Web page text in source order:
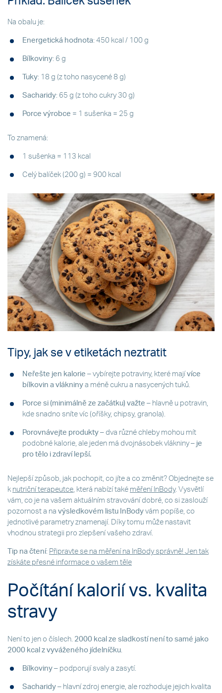
Na obalu je:
Energetická hodnota: 450 kcal / 100 g
Bílkoviny: 6 g
Tuky: 18 g (z toho nasycené 8 g)
Sacharidy: 65 g (z toho cukry 30 g)
Porce výrobce = 1 sušenka = 25 g
To znamená:
1 sušenka = 113 kcal
Celý balíček (200 g) = 900 kcal
Tipy, jak se v etiketách neztratit
Neřešte jen kalorie – vybírejte potraviny, které mají více
bílkovin a vlákniny a méně cukru a nasycených tuků.
Porce si (minimálně ze začátku) važte – hlavně u potravin,
kde snadno sníte víc (oříšky, chipsy, granola).
Porovnávejte produkty – dva různé chleby mohou mít
podobné kalorie, ale jeden má dvojnásobek vlákniny – je
pro tělo i zdraví lepší.
Nejlepší způsob, jak pochopit, co jíte a co změnit? Objednejte se
k nutriční terapeutce , která nabízí také měření InBody. Vysvětlí
vám, co je na vašem aktuálním stravování dobré, co si zaslouží
pozornost a na výsledkovém listu InBody vám popíše, co
jednotlivé parametry znamenají. Díky tomu může nastavit
vhodnou strategii pro zlepšení vašeho zdraví.
Tip na čtení: Připravte se na měření na InBody správně! Jen tak
získáte přesné informace o vašem těle
Počítání kalorií vs. kvalita
stravy
Není to jen o číslech. 2000 kcal ze sladkostí není to samé jako
2000 kcal z vyváženého jídelníčku
Bílkoviny – podporují svaly a zasytí.
Sacharidy – hlavní zdroj energie, ale rozhoduje jejich kvalita